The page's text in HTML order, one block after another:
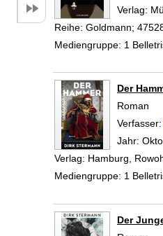
Verlag:
Reihe: Goldmann;
Mediengruppe: 1
Der
Roman
Verfasser:
Jahr:
Verlag: Hamburg,
Mediengruppe: 1
Der